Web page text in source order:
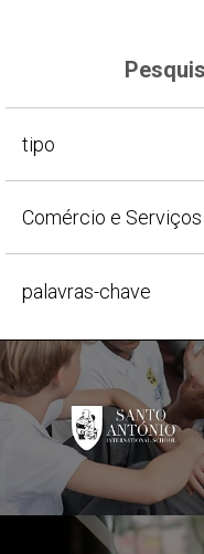
tipo
Comércio e Serviços